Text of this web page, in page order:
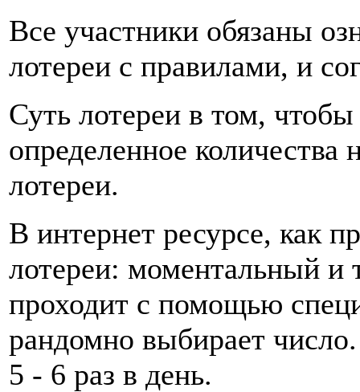
Все участники обязаны
лотереи с правилами, и
Суть лотереи в том, чтобы
определенное
лотереи.
В интернет ресурсе, как
лотереи: моментальный
проходит с помощью
рандомно выбирает
5 - 6 раз в день.